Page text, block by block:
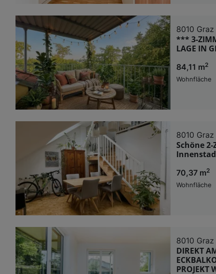
8010 Graz
*** 3-
LAGE IN
84,11 m2
Wohnfläche
8010 Graz
Schöne
70,37 m2
Wohnfläche
8010 Graz
DIREKT
PROJEKT